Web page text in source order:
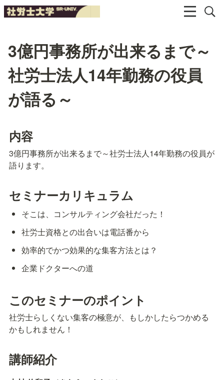
3億円事務所が出来るまで～
社労士法人14年勤務の役員
が語る～
内容
3億円事務所が出来るまで～社労士法人14年勤務の役員が
語ります。
セミナーカリキュラム
そこは、コンサルティング会社だった！
社労士資格との出合いは電話番から
効率的でかつ効果的な集客方法とは？
企業ドクターへの道
このセミナーのポイント
社労士らしくない集客の極意が、もしかしたらつかめる
かもしれません！
講師紹介